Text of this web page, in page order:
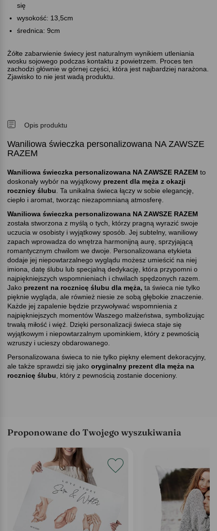
się
wysokość: 13,5cm
średnica: 9cm
Żółte zabarwienie świecy jest naturalnym wynikiem utleniania
wosku sojowego podczas kontaktu z powietrzem. Proces ten
zachodzi głównie w górnej części, która jest najbardziej narażona.
Zjawisko to nie jest wadą produktu.
Opis produktu
Waniliowa świeczka personalizowana NA ZAWSZE
RAZEM
Waniliowa świeczka personalizowana NA ZAWSZE RAZEM to
doskonały wybór na wyjątkowy prezent dla męża z okazji
rocznicy ślubu . Ta unikalna świeca łączy w sobie elegancję,
ciepło i aromat, tworząc niezapomnianą atmosferę.
Waniliowa świeczka personalizowana NA ZAWSZE RAZEM
została stworzona z myślą o tych, którzy pragną wyrazić swoje
uczucia w osobisty i wyjątkowy sposób. Jej subtelny, waniliowy
zapach wprowadza do wnętrza harmonijną aurę, sprzyjającą
romantycznym chwilom we dwoje. Personalizowana etykieta
dodaje jej niepowtarzalnego wyglądu możesz umieścić na niej
imiona, datę ślubu lub specjalną dedykację, która przypomni o
najpiękniejszych wspomnieniach i chwilach spędzonych razem.
Jako prezent na rocznicę ślubu dla męża, ta świeca nie tylko
pięknie wygląda, ale również niesie ze sobą głębokie znaczenie.
Każde jej zapalenie będzie przywoływać wspomnienia z
najpiękniejszych momentów Waszego małżeństwa, symbolizując
trwałą miłość i więź. Dzięki personalizacji świeca staje się
wyjątkowym i niepowtarzalnym upominkiem, który z pewnością
wzruszy i ucieszy obdarowanego.
Personalizowana świeca to nie tylko piękny element dekoracyjny,
ale także sprawdzi się jako oryginalny prezent dla męża na
rocznicę ślubu , który z pewnością zostanie doceniony.
Proponowane do Twojego wyszukiwania